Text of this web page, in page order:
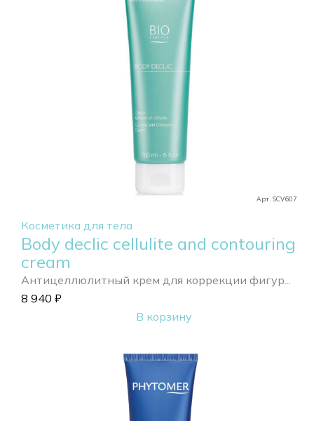
Арт. SCV607
Косметика для тела
Body declic cellulite and contouring
cream
Антицеллюлитный крем для коррекции фигур...
8 940 ₽
В корзину